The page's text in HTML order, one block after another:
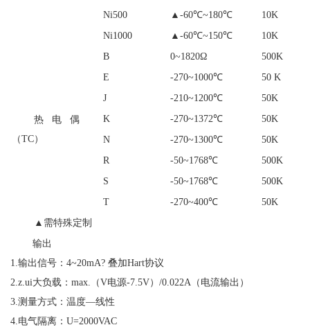
Ni500
▲-60℃~180℃
10K
Ni1000
▲-60℃~150℃ 10K
热电偶
（TC）
B 0~1820Ω
500K
E
-270~1000℃
50 K
J
-210~1200℃
50K
K
-270~1372℃
50K
N
-270~1300℃
50K
R
-50~1768℃
500K
S
-50~1768℃
500K
T
-270~400℃
50K
▲需特殊定制
输出
1.输出信号：4~20mA? 叠加Hart协议
2.z.ui大负载：max.（V电源-7.5V）/0.022A（电流输出）
3.测量方式：温度—线性
4.电气隔离：U=2000VAC